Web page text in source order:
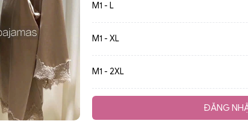
M1 - L
M1 - XL
M1 - 2XL
ĐĂNG